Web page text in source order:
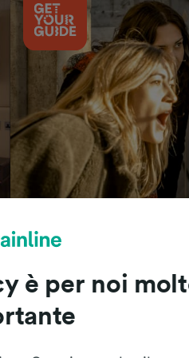
nostri viaggiatori
è per noi